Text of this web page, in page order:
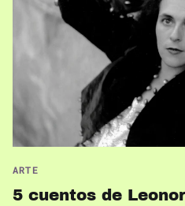
ARTE
5 cuentos de